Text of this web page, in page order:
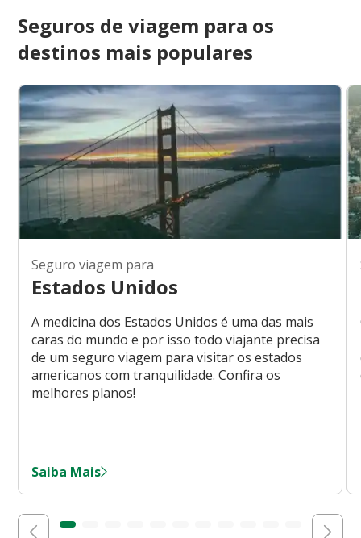
Seguros de viagem para os
destinos mais populares
Seguro viagem para
Estados Unidos
A medicina dos Estados Unidos é uma das mais
caras do mundo e por isso todo viajante precisa
de um seguro viagem para visitar os estados
americanos com tranquilidade. Confira os
melhores planos!
Saiba Mais